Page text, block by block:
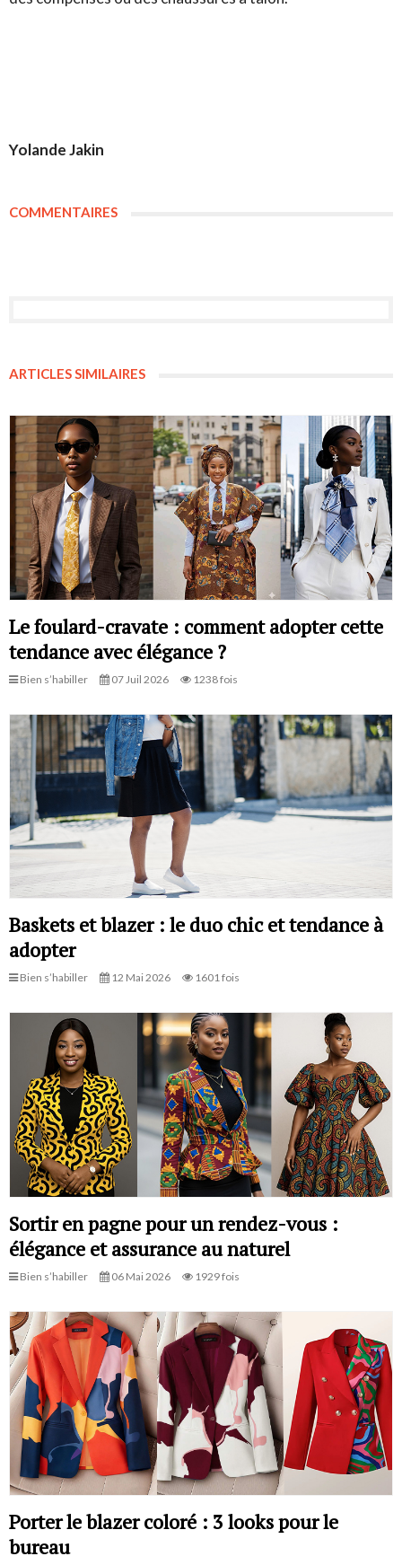
Yolande Jakin
COMMENTAIRES
ARTICLES SIMILAIRES
Le foulard-cravate : comment adopter cette
tendance avec élégance ?
Bien s’habiller 07 Juil 2026 1238 fois
Baskets et blazer : le duo chic et tendance à
adopter
Bien s’habiller 12 Mai 2026 1601 fois
Sortir en pagne pour un rendez-vous :
élégance et assurance au naturel
Bien s’habiller 06 Mai 2026 1929 fois
Porter le blazer coloré : 3 looks pour le
bureau